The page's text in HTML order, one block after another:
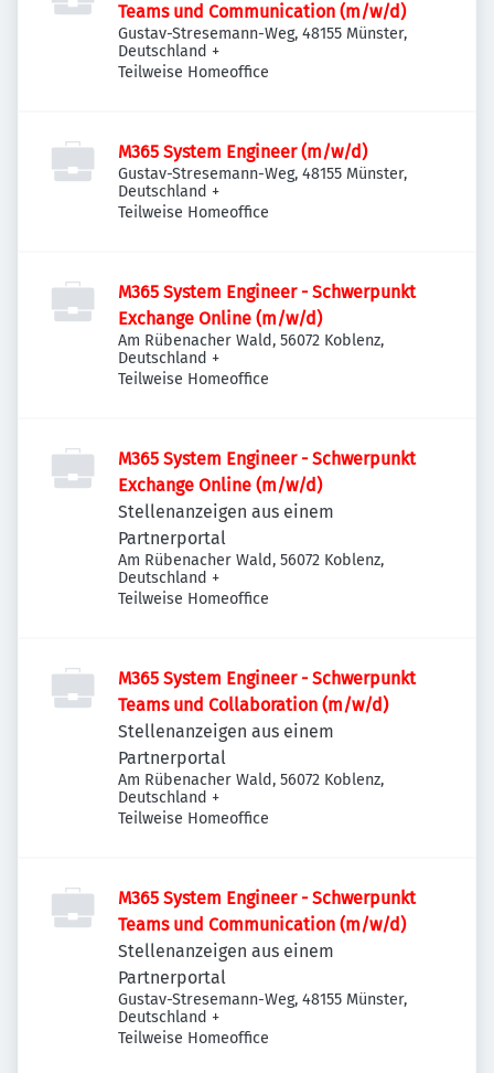
Teams und Communication (m/w/d)
Gustav-Stresemann-Weg, 48155 Münster,
Deutschland +
Teilweise Homeoffice
M365 System Engineer (m/w/d)
Gustav-Stresemann-Weg, 48155 Münster,
Deutschland +
Teilweise Homeoffice
M365 System Engineer - Schwerpunkt
Exchange Online (m/w/d)
Am Rübenacher Wald, 56072 Koblenz,
Deutschland +
Teilweise Homeoffice
M365 System Engineer - Schwerpunkt
Exchange Online (m/w/d)
Stellenanzeigen aus einem
Partnerportal
Am Rübenacher Wald, 56072 Koblenz,
Deutschland +
Teilweise Homeoffice
M365 System Engineer - Schwerpunkt
Teams und Collaboration (m/w/d)
Stellenanzeigen aus einem
Partnerportal
Am Rübenacher Wald, 56072 Koblenz,
Deutschland +
Teilweise Homeoffice
M365 System Engineer - Schwerpunkt
Teams und Communication (m/w/d)
Stellenanzeigen aus einem
Partnerportal
Gustav-Stresemann-Weg, 48155 Münster,
Deutschland +
Teilweise Homeoffice